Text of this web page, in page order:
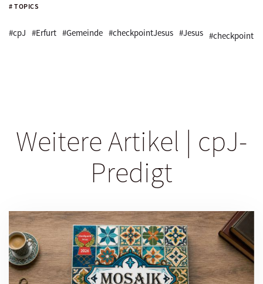
# TOPICS
#cpJ #Erfurt #Gemeinde #checkpointJesus #Jesus #checkpoint
Weitere Artikel | cpJ-
Predigt